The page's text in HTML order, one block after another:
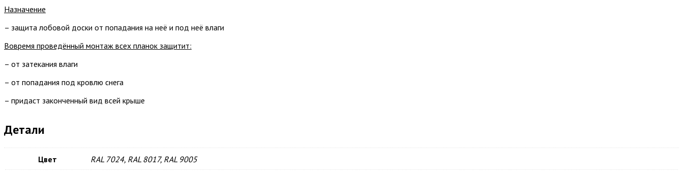
Назначение
– защита лобовой доски от попадания на неё и под неё влаги
Вовремя проведённый монтаж всех планок защитит:
– от затекания влаги
– от попадания под кровлю снега
– придаст законченный вид всей крыше
Детали
Цвет RAL 7024, RAL 8017, RAL 9005